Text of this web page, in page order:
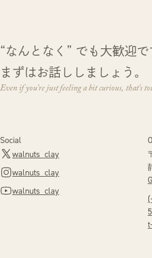
“なんとなく” でも大歓迎で
まずはお話ししましょう。
Even if you're just feeling a bit curious, that's
Social
walnuts_clay
walnuts_clay
walnuts_clay